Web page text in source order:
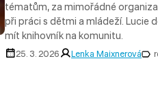
tématům, za mimořádné
při práci s dětmi a mládeží. Lucie
mít knihovník na komunitu.
25. 3. 2026 Lenka Maixnerová